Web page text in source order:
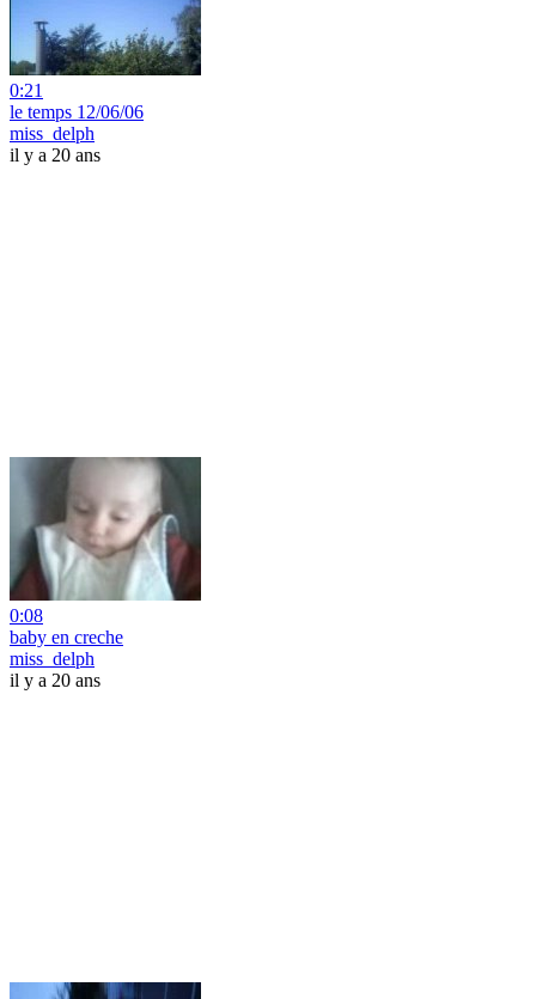
0:21
le temps 12/06/06
miss_delph
il y a 20 ans
0:08
baby en creche
miss_delph
il y a 20 ans